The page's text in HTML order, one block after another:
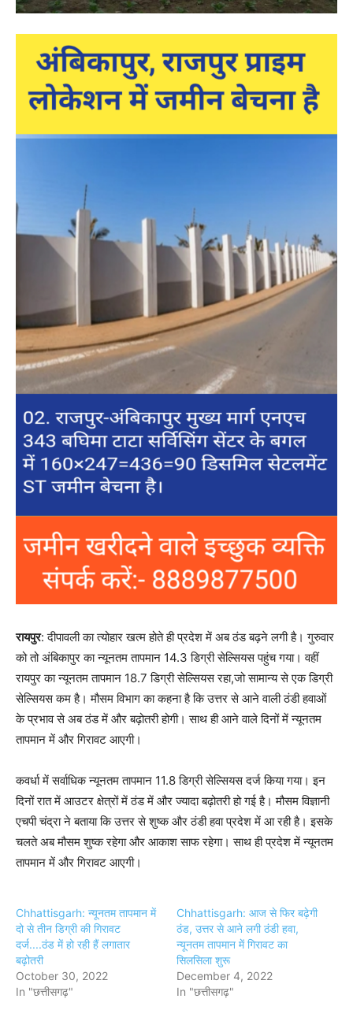
रायपुर: दीपावली का त्योहार खत्म होते ही प्रदेश में अब ठंड बढ़ने लगी है। गुरुवार
को तो अंबिकापुर का न्यूनतम तापमान 14.3 डिग्री सेल्सियस पहुंच गया। वहीं
रायपुर का न्यूनतम तापमान 18.7 डिग्री सेल्सियस रहा,जो सामान्य से एक डिग्री
सेल्सियस कम है। मौसम विभाग का कहना है कि उत्तर से आने वाली ठंडी हवाओं
के प्रभाव से अब ठंड में और बढ़ोतरी होगी। साथ ही आने वाले दिनों में न्यूनतम
तापमान में और गिरावट आएगी।
कवर्धा में सर्वाधिक न्यूनतम तापमान 11.8 डिग्री सेल्सियस दर्ज किया गया। इन
दिनों रात में आउटर क्षेत्रों में ठंड में और ज्यादा बढ़ोतरी हो गई है। मौसम विज्ञानी
एचपी चंद्रा ने बताया कि उत्तर से शुष्क और ठंडी हवा प्रदेश में आ रही है। इसके
चलते अब मौसम शुष्क रहेगा और आकाश साफ रहेगा। साथ ही प्रदेश में न्यूनतम
तापमान में और गिरावट आएगी।
Chhattisgarh: न्यूनतम तापमान में
दो से तीन डिग्री की गिरावट
दर्ज....ठंड में हो रही हैं लगातार
बढ़ोतरी
October 30, 2022
In "छत्तीसगढ़"
Chhattisgarh: आज से फिर बढ़ेगी
ठंड, उत्तर से आने लगी ठंडी हवा,
न्यूनतम तापमान में गिरावट का
सिलसिला शुरू
December 4, 2022
In "छत्तीसगढ़"